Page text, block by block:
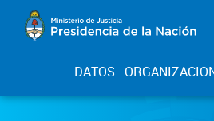
DATOS